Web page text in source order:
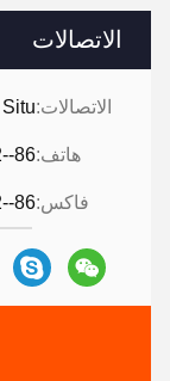
الاتصالات
الاتصالات:
هاتف:86--18127591702
فاكس:86--18127591702